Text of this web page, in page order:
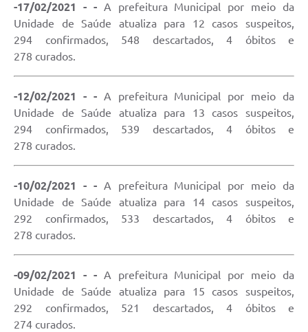
-17/02/2021 - - A prefeitura Municipal por meio da
Unidade de Saúde atualiza para 12 casos suspeitos,
294 confirmados, 548 descartados, 4 óbitos e
278 curados.
-12/02/2021 - - A prefeitura Municipal por meio da
Unidade de Saúde atualiza para 13 casos suspeitos,
294 confirmados, 539 descartados, 4 óbitos e
278 curados.
-10/02/2021 - - A prefeitura Municipal por meio da
Unidade de Saúde atualiza para 14 casos suspeitos,
292 confirmados, 533 descartados, 4 óbitos e
278 curados.
-09/02/2021 - - A prefeitura Municipal por meio da
Unidade de Saúde atualiza para 15 casos suspeitos,
292 confirmados, 521 descartados, 4 óbitos e
274 curados.